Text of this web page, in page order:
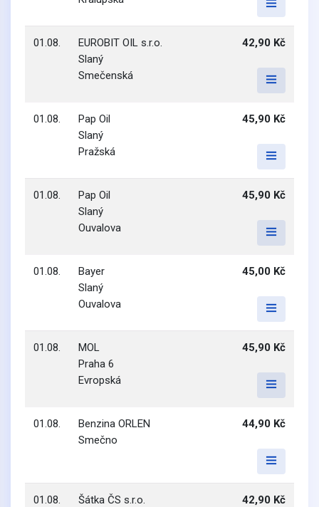
01.08.
EUROBIT OIL s.r.o.
Slaný
Smečenská
42,90 Kč
01.08.
Pap Oil
Slaný
Pražská
45,90 Kč
01.08.
Pap Oil
Slaný
Ouvalova
45,90 Kč
01.08.
Bayer
Slaný
Ouvalova
45,00 Kč
01.08.
MOL
Praha 6
Evropská
45,90 Kč
01.08.
Benzina ORLEN
Smečno
44,90 Kč
01.08.
Šátka ČS s.r.o.
42,90 Kč